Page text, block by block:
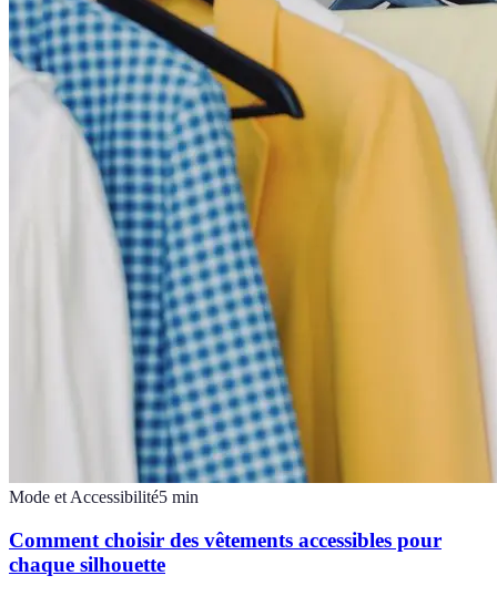
Mode et Accessibilité5 min
Comment choisir des vêtements accessibles pour
chaque silhouette